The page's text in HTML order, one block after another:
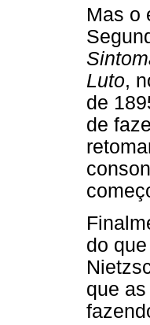
Mas o
Luto,
de
de
do
que